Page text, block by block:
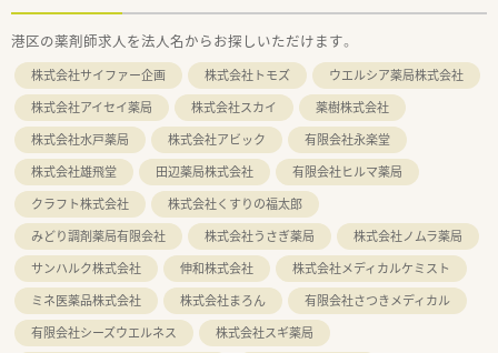
港区の薬剤師求人を法人名からお探しいただけます。
株式会社サイファー企画 株式会社トモズ
ウエルシア薬局株式会社
株式会社アイセイ薬局
株式会社スカイ
薬樹株式会社
株式会社水戸薬局
株式会社アビック
有限会社永楽堂
株式会社雄飛堂
田辺薬局株式会社
有限会社ヒルマ薬局
クラフト株式会社
株式会社くすりの福太郎
みどり調剤薬局有限会社
株式会社うさぎ薬局
株式会社ノムラ薬局
サンハルク株式会社
伸和株式会社
株式会社メディカルケミスト
ミネ医薬品株式会社
株式会社まろん
有限会社さつきメディカル
有限会社シーズウエルネス
株式会社スギ薬局